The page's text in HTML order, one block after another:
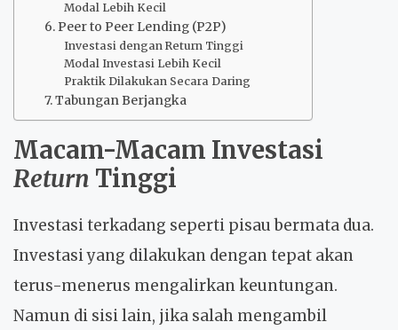
Modal Lebih Kecil
6. Peer to Peer Lending (P2P)
Investasi dengan Return Tinggi
Modal Investasi Lebih Kecil
Praktik Dilakukan Secara Daring
7. Tabungan Berjangka
Macam-Macam Investasi
Return Tinggi
Investasi terkadang seperti pisau bermata dua.
Investasi yang dilakukan dengan tepat akan
terus-menerus mengalirkan keuntungan.
Namun di sisi lain, jika salah mengambil